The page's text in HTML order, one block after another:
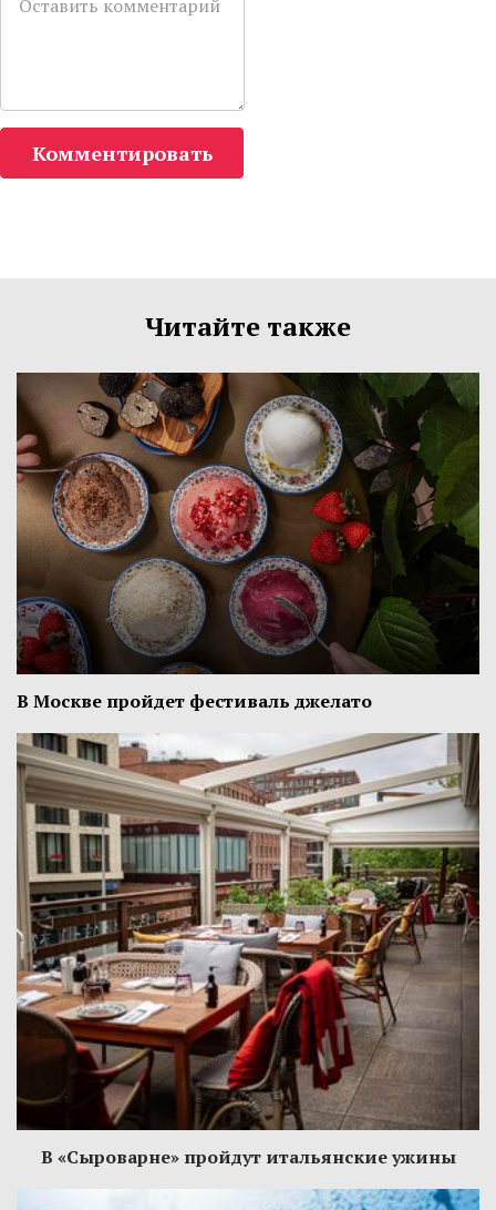
Комментировать
Читайте также
В Москве пройдет фестиваль джелато
В «Сыроварне» пройдут итальянские ужины